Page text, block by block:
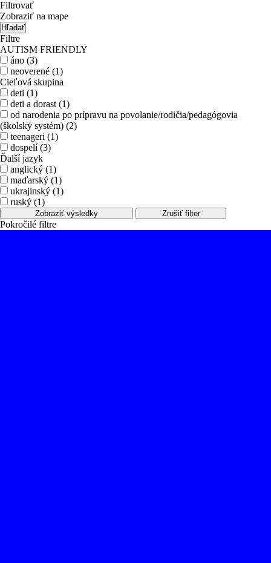
Filtrovať
Zobraziť na mape
Hľadať
Filtre
AUTISM FRIENDLY
áno (3)
neoverené (1)
Cieľová skupina
deti (1)
deti a dorast (1)
od narodenia po prípravu na povolanie/rodičia/pedagógovia
(školský systém) (2)
teenageri (1)
dospelí (3)
Ďalší jazyk
anglický (1)
maďarský (1)
ukrajinský (1)
ruský (1)
Zobraziť výsledky Zrušiť filter
Pokročilé filtre